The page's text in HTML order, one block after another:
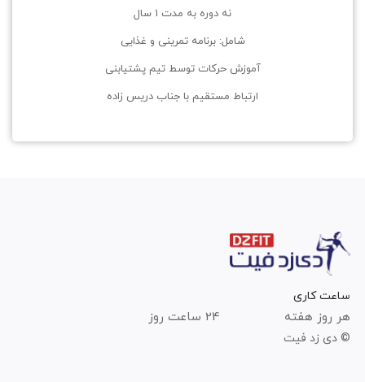
نه دوره به مدت 1 سال
شامل: برنامه تمرینی و غذایی
آموزش حرکات توسط تیم پشتیابنی
ارتباط مستقیم با جناب دریس زاده
ساعت کاری
هر روز هفته 24 ساعت روز
© دی زد فیت